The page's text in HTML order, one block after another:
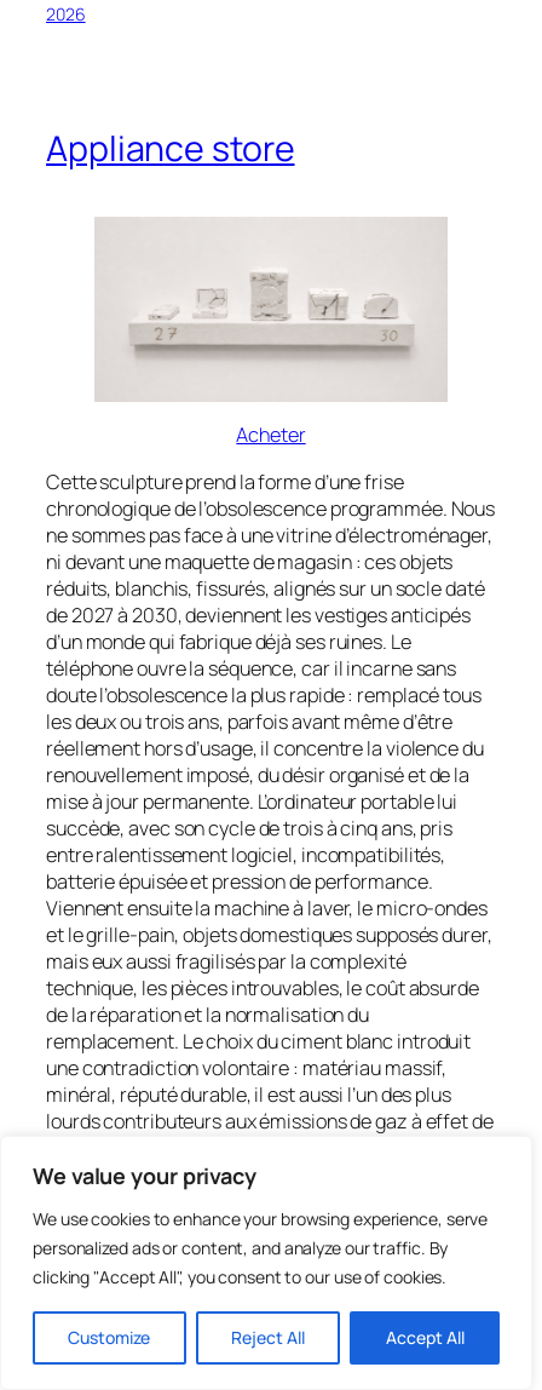
We value your privacy
We use cookies to enhance your browsing experience, serve
personalized ads or content, and analyze our traffic. By
clicking "Accept All", you consent to our use of cookies.
Customize Reject All Accept All
2026
Appliance store
Acheter
Cette sculpture prend la forme d’une frise
chronologique de l’obsolescence programmée. Nous
ne sommes pas face à une vitrine d’électroménager,
ni devant une maquette de magasin : ces objets
réduits, blanchis, fissurés, alignés sur un socle daté
de 2027 à 2030, deviennent les vestiges anticipés
d’un monde qui fabrique déjà ses ruines. Le
téléphone ouvre la séquence, car il incarne sans
doute l’obsolescence la plus rapide : remplacé tous
les deux ou trois ans, parfois avant même d’être
réellement hors d’usage, il concentre la violence du
renouvellement imposé, du désir organisé et de la
mise à jour permanente. L’ordinateur portable lui
succède, avec son cycle de trois à cinq ans, pris
entre ralentissement logiciel, incompatibilités,
batterie épuisée et pression de performance.
Viennent ensuite la machine à laver, le micro-ondes
et le grille-pain, objets domestiques supposés durer,
mais eux aussi fragilisés par la complexité
technique, les pièces introuvables, le coût absurde
de la réparation et la normalisation du
remplacement. Le choix du ciment blanc introduit
une contradiction volontaire : matériau massif,
minéral, réputé durable, il est aussi l’un des plus
lourds contributeurs aux émissions de gaz à effet de
disparaître vite. Ce qui devait être solide devient
s’épuise. La frise met ainsi en tension deux
pollutions majeures : celle du béton, déjà visible,
mesurable, industrielle, et celle de l’électronique et
du digital, plus diffuse, plus séduisante, mais peut-
être appelée à la dépasser un jour. Les fissures ne
figurent pas seulement la casse matérielle : elles